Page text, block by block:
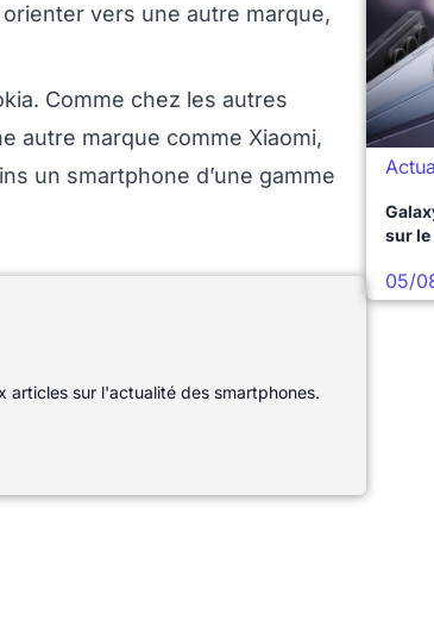
vers une autre marque,
Comme chez les autres
autre marque comme Xiaomi,
un smartphone d’une gamme
articles sur l'actualité des smartphones.
sur
05/